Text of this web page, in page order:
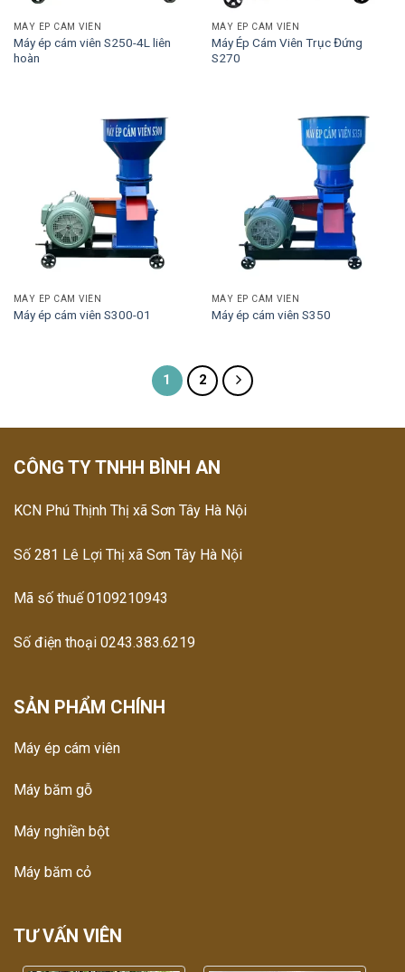
MÁY ÉP CÁM VIÊN
Máy ép cám viên S250-4L liên
hoàn
MÁY ÉP CÁM VIÊN
Máy Ép Cám Viên Trục Đứng
S270
MÁY ÉP CÁM VIÊN
Máy ép cám viên S300-01
MÁY ÉP CÁM VIÊN
Máy ép cám viên S350
1 2
CÔNG TY TNHH BÌNH AN
KCN Phú Thịnh Thị xã Sơn Tây Hà Nội
Số 281 Lê Lợi Thị xã Sơn Tây Hà Nội
Mã số thuế 0109210943
Số điện thoại 0243.383.6219
SẢN PHẨM CHÍNH
Máy ép cám viên
Máy băm gỗ
Máy nghiền bột
Máy băm cỏ
TƯ VẤN VIÊN